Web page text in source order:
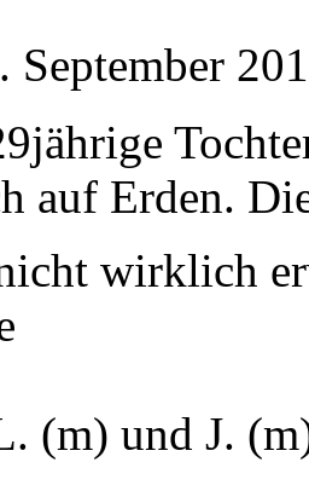
September
auf Erden.
wirklich
(m) und J.